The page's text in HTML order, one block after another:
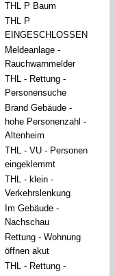
THL P Baum
THL P
EINGESCHLOSSEN
Meldeanlage -
Rauchwarnmelder
THL - Rettung -
Personensuche
Brand Gebäude -
hohe Personenzahl -
Altenheim
THL - VU - Personen
eingeklemmt
THL - klein -
Verkehrslenkung
Im Gebäude -
Nachschau
Rettung - Wohnung
öffnen akut
THL - Rettung -